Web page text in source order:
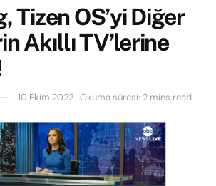
Tizen OS’yi Diğer
Akıllı TV’lerine
10 Ekim 2022 Okuma süresi: 2 mins read